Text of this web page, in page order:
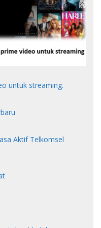
untuk streaming.
Aktif Telkomsel